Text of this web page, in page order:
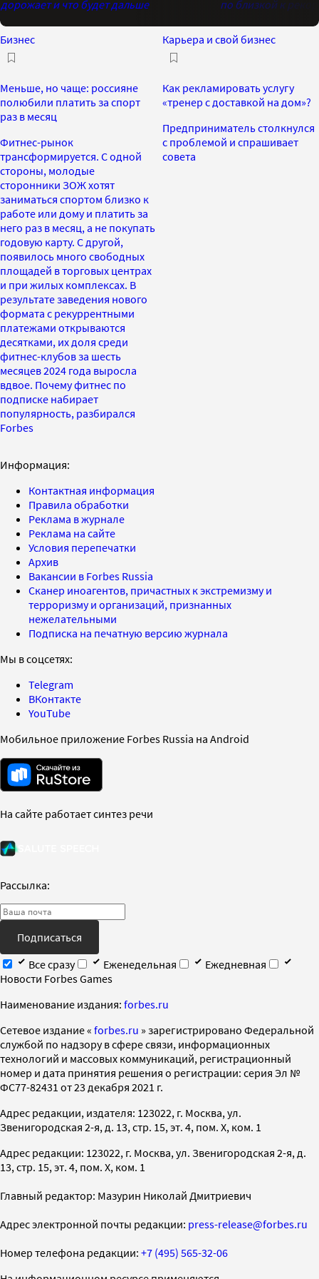
дорожает и что будет дальше
по близкой к
Бизнес
Меньше, но чаще: россияне
полюбили платить за спорт
раз в месяц
Фитнес-рынок
трансформируется. С одной
стороны, молодые
сторонники ЗОЖ хотят
заниматься спортом близко к
работе или дому и платить за
него раз в месяц, а не покупать
годовую карту. С другой,
появилось много свободных
площадей в торговых центрах
и при жилых комплексах. В
результате заведения нового
формата с рекуррентными
платежами открываются
десятками, их доля среди
фитнес-клубов за шесть
месяцев 2024 года выросла
вдвое. Почему фитнес по
подписке набирает
популярность, разбирался
Forbes
Карьера и свой бизнес
Как рекламировать услугу
«тренер с доставкой на дом»?
Предприниматель столкнулся
с проблемой и спрашивает
совета
Информация:
Контактная информация
Правила обработки
Реклама в журнале
Реклама на сайте
Условия перепечатки
Архив
Вакансии в Forbes Russia
Сканер иноагентов, причастных к экстремизму и
терроризму и организаций, признанных
нежелательными
Подписка на печатную версию журнала
Мы в соцсетях:
Telegram
ВКонтакте
YouTube
Мобильное приложение Forbes Russia на Android
На сайте работает синтез речи
Рассылка:
Подписаться
Все сразу
Еженедельная
Ежедневная
Новости Forbes Games
Наименование издания: forbes.ru
Cетевое издание « forbes.ru » зарегистрировано Федеральной
службой по надзору в сфере связи, информационных
технологий и массовых коммуникаций, регистрационный
номер и дата принятия решения о регистрации: серия Эл №
ФС77-82431 от 23 декабря 2021 г.
Адрес редакции, издателя: 123022, г. Москва, ул.
Звенигородская 2-я, д. 13, стр. 15, эт. 4, пом. X, ком. 1
Адрес редакции: 123022, г. Москва, ул. Звенигородская 2-я, д.
13, стр. 15, эт. 4, пом. X, ком. 1
Главный редактор: Мазурин Николай Дмитриевич
Адрес электронной почты редакции: press-release@forbes.ru
Номер телефона редакции: +7 (495) 565-32-06